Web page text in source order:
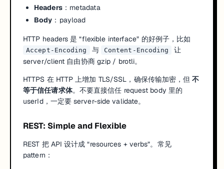
Headers：metadata
Body ：payload
HTTP headers 是 “flexible interface” 的好例子，比如
Accept-Encoding 与 Content-Encoding
让
server/client 自由协商 gzip / brotli。
HTTPS 在 HTTP 上增加 TLS/SSL，确保传输加密，但不
等于信任请求体。不要直接信任 request body 里的
userId，一定要 server-side validate。
REST: Simple and Flexible
REST 把 API 设计成 “resources + verbs”。常见
pattern：